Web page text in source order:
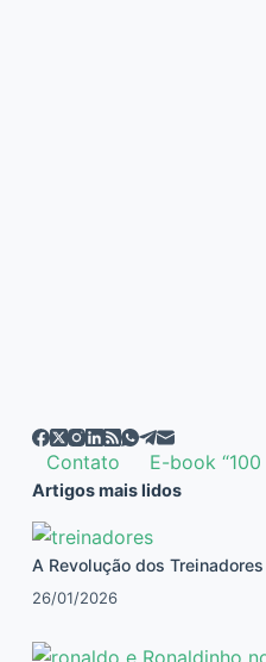
Contato E-book
Artigos mais lidos
A Revolução dos
26/01/2026